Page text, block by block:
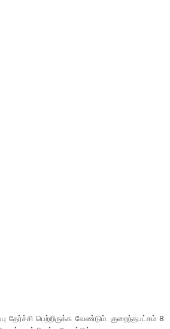
தேர்ச்சி பெற்றிருக்க வேண்டும். குறைந்தபட்சம் 8